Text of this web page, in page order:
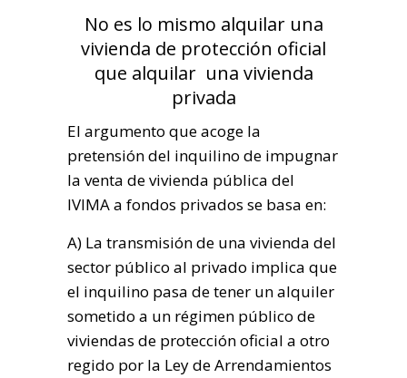
No es lo mismo alquilar una
vivienda de protección oficial
que alquilar una vivienda
privada
El argumento que acoge la
pretensión del inquilino de impugnar
la venta de vivienda pública del
IVIMA a fondos privados se basa en:
A) La transmisión de una vivienda del
sector público al privado implica que
el inquilino pasa de tener un alquiler
sometido a un régimen público de
viviendas de protección oficial a otro
regido por la Ley de Arrendamientos